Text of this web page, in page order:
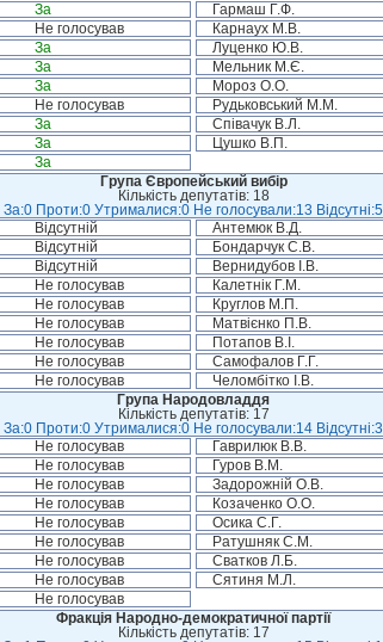
За Гармаш Г.Ф.
Не голосував Карнаух М.В.
За Луценко Ю.В.
За Мельник М.Є.
За Мороз О.О.
Не голосував Рудьковський М.М.
За Співачук В.Л.
За Цушко В.П.
За
Група Європейський вибір
Кількість депутатів: 18
За:0 Проти:0 Утрималися:0 Не голосували:13 Відсутні:5
Відсутній Антемюк В.Д.
Відсутній Бондарчук С.В.
Відсутній Вернидубов І.В.
Не голосував Калетнік Г.М.
Не голосував Круглов М.П.
Не голосував Матвієнко П.В.
Не голосував Потапов В.І.
Не голосував Самофалов Г.Г.
Не голосував Челомбітко І.В.
Група Народовладдя
Кількість депутатів: 17
За:0 Проти:0 Утрималися:0 Не голосували:14 Відсутні:3
Не голосував Гаврилюк В.В.
Не голосував Гуров В.М.
Не голосував Задорожній О.В.
Не голосував Козаченко О.О.
Не голосував Осика С.Г.
Не голосував Ратушняк С.М.
Не голосував Сватков Л.Б.
Не голосував Сятиня М.Л.
Не голосував
Фракція Народно-демократичної партії
Кількість депутатів: 17